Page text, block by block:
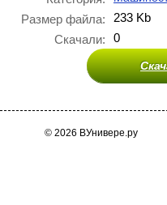
Размер файла:
233 Kb
Скачали:
0
© 2026 ВУнивере.ру